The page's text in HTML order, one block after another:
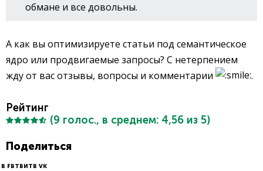
обмане и все довольны.
А как вы оптимизируете статьи под семантическое
ядро или продвигаемые запросы? С нетерпением
жду от вас отзывы, вопросы и комментарии
.
Рейтинг
(9 голос., в среднем: 4,56 из 5)
Поделиться
В FBТВИТВ VK